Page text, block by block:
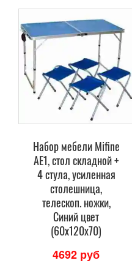
Набор мебели Mifine
AE1, стол складной +
4 стула, усиленная
столешница,
телескоп. ножки,
Синий цвет
(60х120х70)
4692 руб